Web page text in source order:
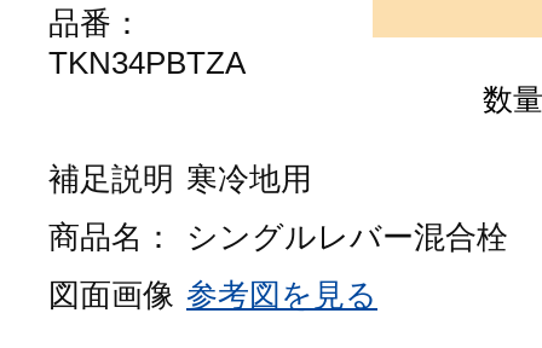
品番：
TKN34PBTZA
数量
補足説明 寒冷地用
商品名：
シングルレバー混合栓
図面画像 参考図を見る